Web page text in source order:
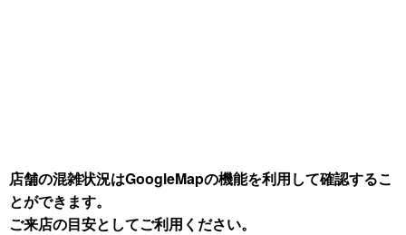
店舗の混雑状況はGoogleMapの機能を利用して確認するこ
とができます。
ご来店の目安としてご利用ください。